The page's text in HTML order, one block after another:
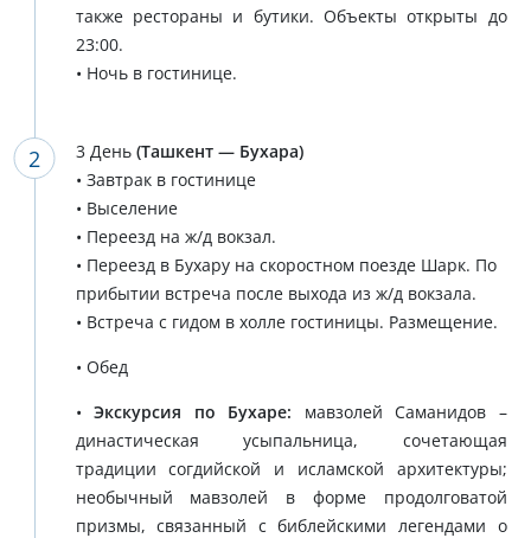
также рестораны и бутики. Объекты открыты до
23:00.
• Ночь в гостинице.
3 День (Ташкент — Бухара)
• Завтрак в гостинице
• Выселение
• Переезд на ж/д вокзал.
• Переезд в Бухару на скоростном поезде Шарк. По
прибытии встреча после выхода из ж/д вокзала.
• Встреча с гидом в холле гостиницы. Размещение.
• Обед
• Экскурсия по Бухаре: мавзолей Саманидов –
династическая усыпальница, сочетающая
традиции согдийской и исламской архитектуры;
необычный мавзолей в форме продолговатой
призмы, связанный с библейскими легендами о